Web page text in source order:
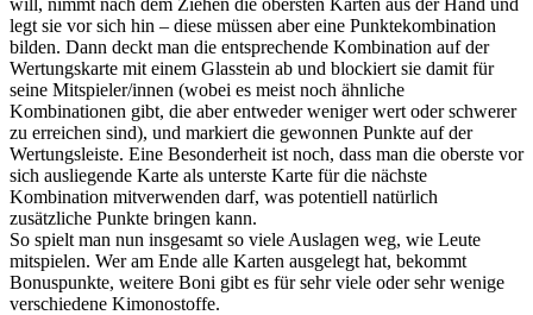
legt sie vor sich hin – diese müssen aber eine Punktekombination
bilden. Dann deckt man die entsprechende Kombination auf der
Wertungskarte mit einem Glasstein ab und blockiert sie damit für
seine Mitspieler/innen (wobei es meist noch ähnliche
Kombinationen gibt, die aber entweder weniger wert oder schwerer
zu erreichen sind), und markiert die gewonnen Punkte auf der
Wertungsleiste. Eine Besonderheit ist noch, dass man die oberste vor
sich ausliegende Karte als unterste Karte für die nächste
Kombination mitverwenden darf, was potentiell natürlich
zusätzliche Punkte bringen kann.
So spielt man nun insgesamt so viele Auslagen weg, wie Leute
mitspielen. Wer am Ende alle Karten ausgelegt hat, bekommt
Bonuspunkte, weitere Boni gibt es für sehr viele oder sehr wenige
verschiedene Kimonostoffe.